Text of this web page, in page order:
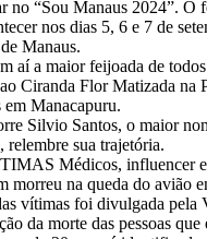
no “Sou Manaus 2024”. O
nos dias 5, 6 e 7 de
Manaus.
aí a maior feijoada de
Ciranda Flor Matizada na
em Manacapuru.
Silvio Santos, o maior
relembre sua trajetória.
Médicos, influencer
morreu na queda do avião
vítimas foi divulgada pela
da morte das pessoas que